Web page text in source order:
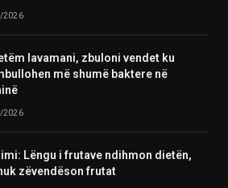
2026
lavamani, zbuloni vendet ku
më shumë baktere në
2026
Lëngu i frutave ndihmon dietën,
zëvendëson frutat